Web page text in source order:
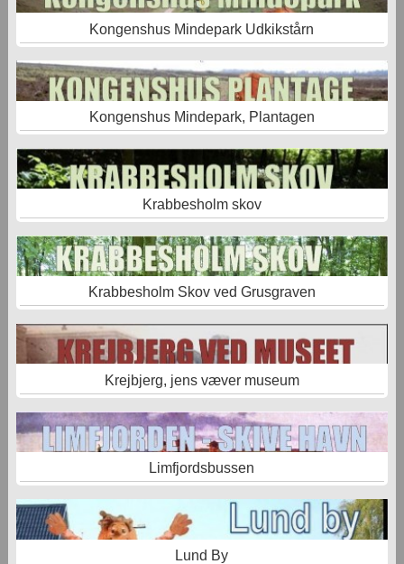
Kongenshus Mindepark Udkikstårn
Kongenshus Mindepark, Plantagen
Krabbesholm skov
Krabbesholm Skov ved Grusgraven
Krejbjerg, jens væver museum
Limfjordsbussen
Lund By